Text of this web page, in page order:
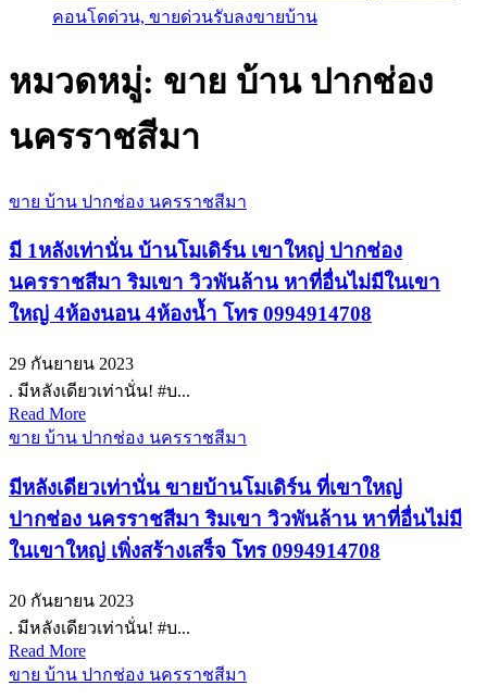
คอนโดด่วน, ขายด่วนรับลงขายบ้าน
หมวดหมู่: ขาย บ้าน ปากช่อง
นครราชสีมา
ขาย บ้าน ปากช่อง นครราชสีมา
มี 1หลังเท่านั่น บ้านโมเดิร์น เขาใหญ่ ปากช่อง
นครราชสีมา ริมเขา วิวพันล้าน หาที่อื่นไม่มีในเขา
ใหญ่ 4ห้องนอน 4ห้องน้ำ โทร 0994914708
29 กันยายน 2023
. มีหลังเดียวเท่านั่น! #บ...
Read More
ขาย บ้าน ปากช่อง นครราชสีมา
มีหลังเดียวเท่านั่น ขายบ้านโมเดิร์น ที่เขาใหญ่
ปากช่อง นครราชสีมา ริมเขา วิวพันล้าน หาที่อื่นไม่มี
ในเขาใหญ่ เพิ่งสร้างเสร็จ โทร 0994914708
20 กันยายน 2023
. มีหลังเดียวเท่านั่น! #บ...
Read More
ขาย บ้าน ปากช่อง นครราชสีมา